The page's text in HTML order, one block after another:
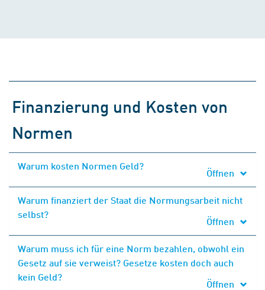
Finanzierung und Kosten von
Normen
Warum kosten Normen Geld?
Öffnen
Warum finanziert der Staat die Normungsarbeit nicht
selbst?
Öffnen
Warum muss ich für eine Norm bezahlen, obwohl ein
Gesetz auf sie verweist? Gesetze kosten doch auch
kein Geld?
Öffnen